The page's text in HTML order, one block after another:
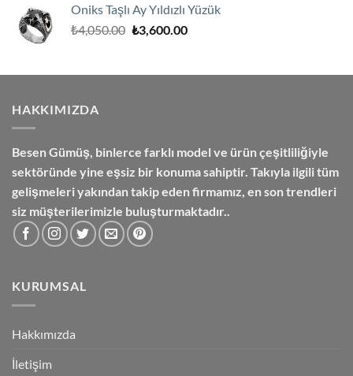
₺7,500.00.
Oniks Taşlı Ay Yıldızlı Yüzük
₺4,050.00 Orijinal
₺3,600.00Şu
₺3,600.00.
HAKKIMIZDA
Besen Gümüş, binlerce farklı model ve ürün çeşitliliğiyle
sektöründe yine eşsiz bir konuma sahiptir. Takıyla ilgili tüm
gelişmeleri yakından takip eden firmamız, en son trendleri
siz müşterilerimizle buluşturmaktadır..
KURUMSAL
Hakkımızda
İletişim